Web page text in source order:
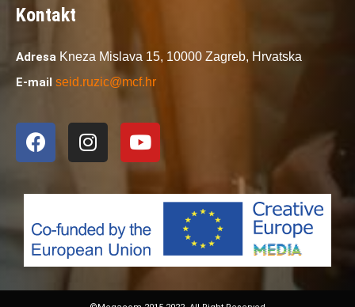
Kontakt
Adresa Kneza Mislava 15, 10000 Zagreb, Hrvatska
E-mail seid.ruzic@mcf.hr